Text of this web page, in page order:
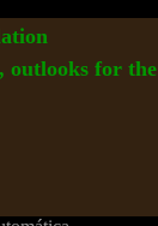
outlooks for the